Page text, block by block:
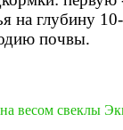
на глубину
почвы.
весом свеклы